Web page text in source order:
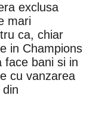
exclusa
mari
ca, chiar
in Champions
face bani si in
cu vanzarea